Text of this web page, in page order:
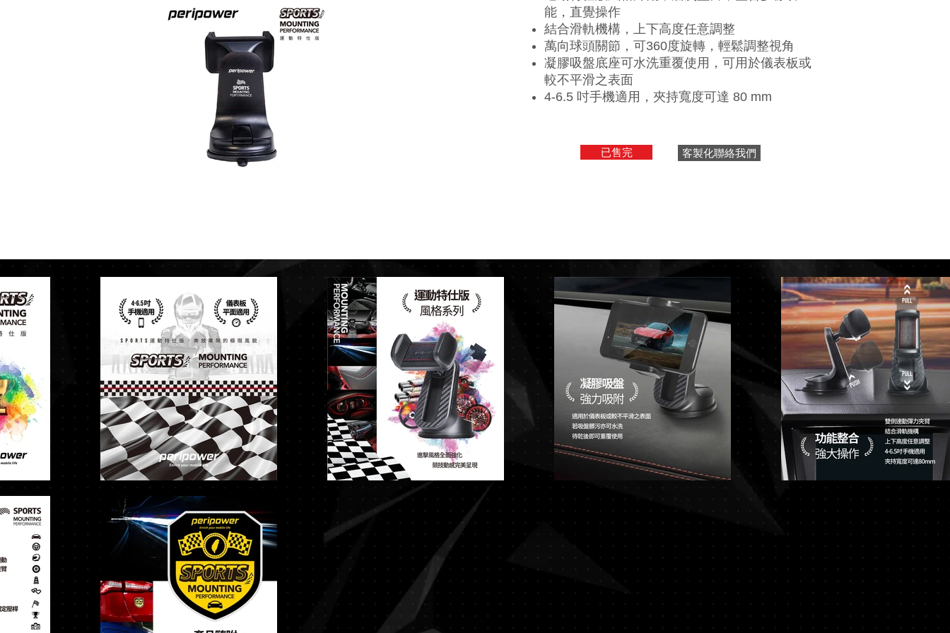
已售完 客製化聯絡我們
能，直覺操作
結合滑軌機構，上下高度任意調整
萬向球頭關節，可360度旋轉，輕鬆調整視角
凝膠吸盤底座可水洗重覆使用，可用於儀表板或
較不平滑之表面
4-6.5 吋手機適用，夾持寬度可達 80 mm